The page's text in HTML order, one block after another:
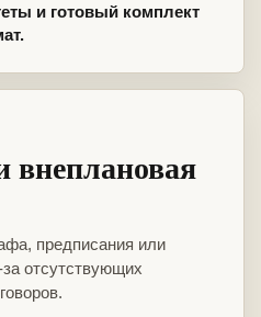
и готовый комплект
внеплановая
предписания или
отсутствующих